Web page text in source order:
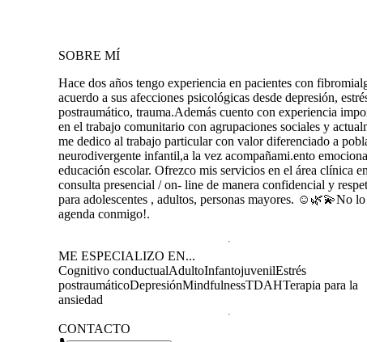
SOBRE MÍ
Hace dos años tengo experiencia en pacientes con
acuerdo a sus afecciones psicológicas desde depresión,
postraumático, trauma.Además cuento con experiencia
en el trabajo comunitario con agrupaciones sociales y
me dedico al trabajo particular con valor diferenciado a
neurodivergente infantil,a la vez acompañami.ento
educación escolar. Ofrezco mis servicios en el área clínica
consulta presencial / on- line de manera confidencial y
para adolescentes , adultos, personas mayores. ☺️🌿💫No lo
agenda conmigo!.
ME ESPECIALIZO EN...
Cognitivo conductualAdultoInfantojuvenilEstrés
postraumáticoDepresiónMindfulnessTDAHTerapia para la
ansiedad
CONTACTO